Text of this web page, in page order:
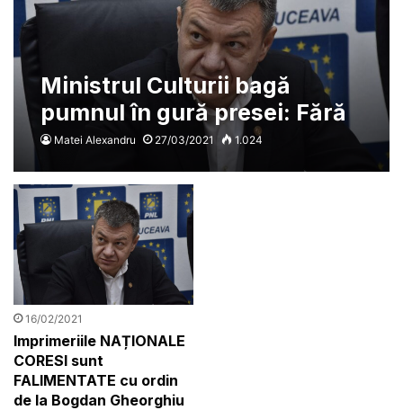
Ministrul Culturii bagă
pumnul în gură presei: Fără
opinii politice și fără discuții
despre averile politicienilor
Matei Alexandru 27/03/2021 1.024
16/02/2021
Imprimeriile NAȚIONALE
CORESI sunt
FALIMENTATE cu ordin
de la Bogdan Gheorghiu